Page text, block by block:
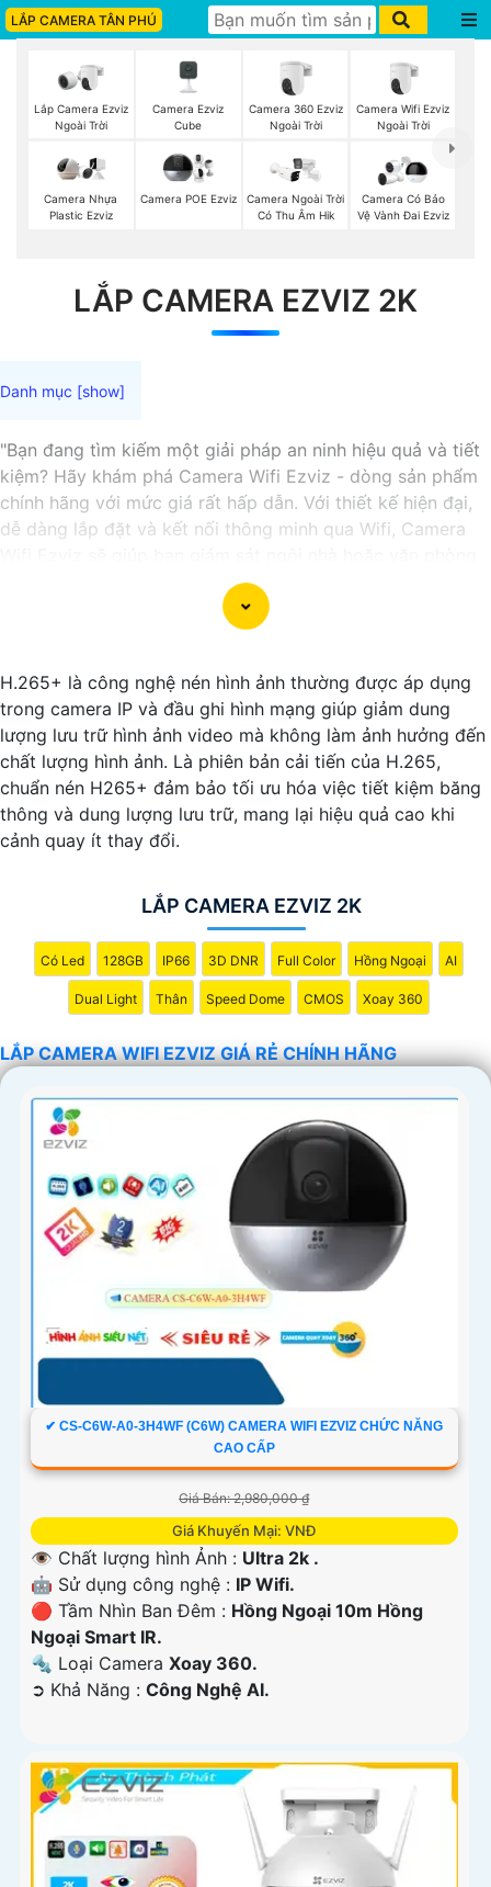
LẮP CAMERA TÂN PHÚ
Lắp Camera Ezviz
Ngoài Trời
Camera Ezviz
Cube
Camera 360 Ezviz
Ngoài Trời
Camera Wifi Ezviz
Ngoài Trời
Camera Nhựa
Plastic Ezviz
Camera POE Ezviz
Camera Ngoài Trời
Có Thu Âm Hik
Camera Có Bảo
Vệ Vành Đai Ezviz
LẮP CAMERA EZVIZ 2K
"Bạn đang tìm kiếm một giải pháp an ninh hiệu quả và tiết
kiệm? Hãy khám phá Camera Wifi Ezviz - dòng sản phẩm
chính hãng với mức giá rất hấp dẫn. Với thiết kế hiện đại,
dễ dàng lắp đặt và kết nối thông minh qua Wifi, Camera
mọi lúc mọi nơi chỉ bằng một chiếc điện thoại thông minh.
Không chỉ vậy, sản phẩm cũng mang lại chất lượng hình
ảnh sắc nét và độ phân giải cao, cho phép bạn theo dõi
hữu Camera Wifi Ezviz giá rẻ chính hãng để bảo vệ tài sản
và gia đình của bạn ngay hôm nay!"
Hy vọng đoạn văn trên sẽ giúp bạn trong việc giới thiệu
sản phẩm Camera Wifi Ezviz.
H.265+ là công nghệ nén hình ảnh thường được áp dụng
trong camera IP và đầu ghi hình mạng giúp giảm dung
lượng lưu trữ hình ảnh video mà không làm ảnh hưởng đến
chất lượng hình ảnh. Là phiên bản cải tiến của H.265,
chuẩn nén H265+ đảm bảo tối ưu hóa việc tiết kiệm băng
thông và dung lượng lưu trữ, mang lại hiệu quả cao khi
cảnh quay ít thay đổi.
LẮP CAMERA EZVIZ 2K
Có Led 128GB IP66 3D DNR Full Color Hồng Ngoại AI
Dual Light Thân Speed Dome CMOS Xoay 360
LẮP CAMERA WIFI EZVIZ GIÁ RẺ CHÍNH HÃNG
✔ CS-C6W-A0-3H4WF (C6W) CAMERA WIFI EZVIZ CHỨC NĂNG
CAO CẤP
Giá Bán: 2,980,000 ₫
Giá Khuyến Mại: VNĐ
👁 Chất lượng hình Ảnh : Ultra 2k .
🤖️ Sử dụng công nghệ : IP Wifi.
🔴 Tầm Nhìn Ban Đêm : Hồng Ngoại 10m Hồng
Ngoại Smart IR.
🔩 Loại Camera Xoay 360.
️➲ Khả Năng : Công Nghệ AI.